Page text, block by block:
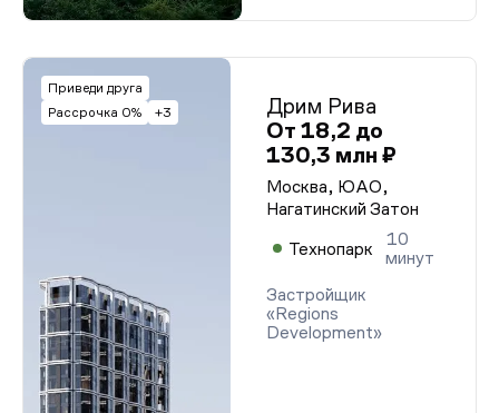
Приведи друга
Рассрочка 0%
+3
Дрим Рива
От 18,2 до
130,3 млн ₽
Москва, ЮАО,
Нагатинский Затон
Технопарк
10
минут
Застройщик
«Regions
Development»